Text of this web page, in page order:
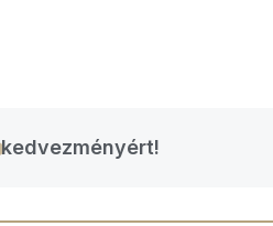
kedvezményért!